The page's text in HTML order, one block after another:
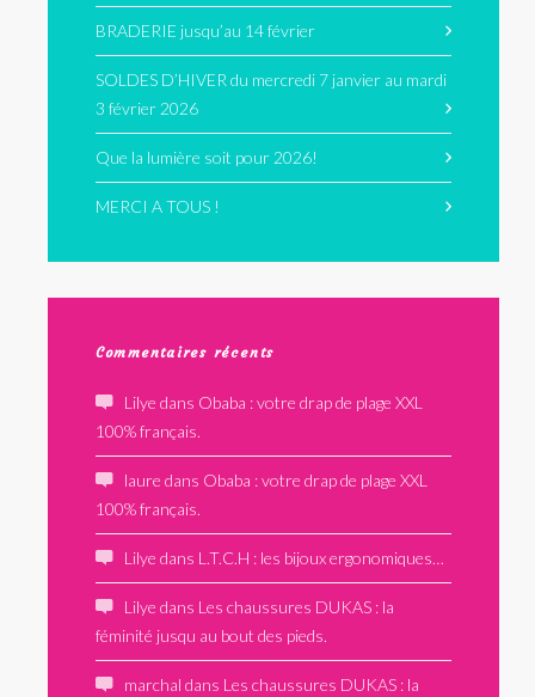
BRADERIE jusqu’au 14 février
SOLDES D’HIVER du mercredi 7 janvier au mardi
3 février 2026
Que la lumière soit pour 2026!
MERCI A TOUS !
Commentaires récents
Lilye dans Obaba : votre drap de plage XXL
100% français.
laure dans Obaba : votre drap de plage XXL
100% français.
Lilye dans L.T.C.H : les bijoux ergonomiques…
Lilye dans Les chaussures DUKAS : la
féminité jusqu au bout des pieds.
marchal dans Les chaussures DUKAS : la